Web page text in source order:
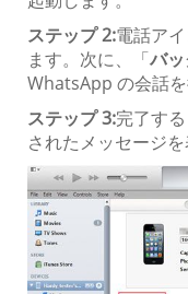
ステップ 2:電話ア
ます。次に、「バ
WhatsApp の会話を
ステップ 3:完了す
されたメッセージを